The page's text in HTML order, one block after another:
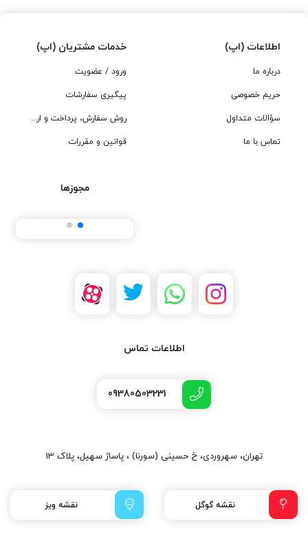
اطلاعات (اپ)
درباره ما
حریم خصوصی
سؤالات متداول
تماس با ما
خدمات مشتریان (اپ)
ورود / عضویت
پیگیری سفارشات
روش سفارش، پرداخت و ارسال
قوانین و مقررات
مجوزها
اطلاعات تماس
09380503231
تهران، سهروردی، خ حسینی (سورنا) ، پاساژ سهیل، پلاک 13
نقشه گوگل نقشه ویز